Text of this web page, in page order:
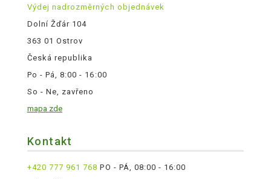
Výdej nadrozměrných objednávek
Dolní Žďár 104
363 01 Ostrov
Česká republika
Po - Pá, 8:00 - 16:00
So - Ne, zavřeno
mapa zde
Kontakt
+420 777 961 768 PO - PÁ, 08:00 - 16:00